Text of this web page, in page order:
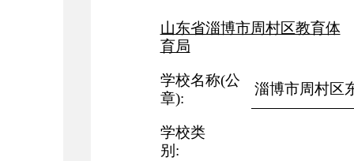
山东省淄博市周村区教育体
育局
学校名称(公
章):
淄博市周村区
学校类
别 :